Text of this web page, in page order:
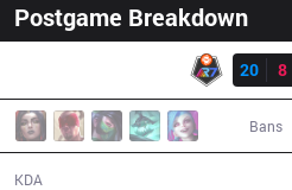
Postgame Breakdown
20
8
Bans
KDA